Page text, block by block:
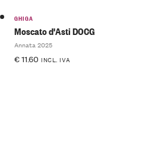
GHIGA
Moscato d'Asti DOCG
Annata 2025
€11.60 INCL. IVA